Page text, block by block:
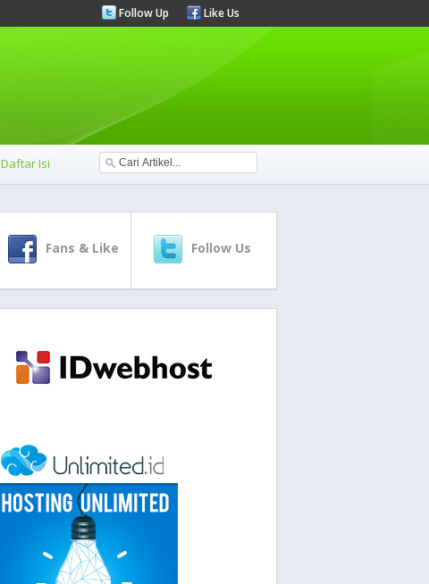
Follow Up Like Us
Daftar Isi
Fans & Like Follow Us